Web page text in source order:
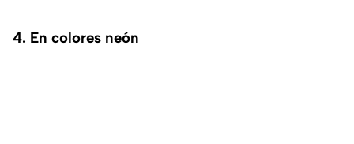
4. En colores neón